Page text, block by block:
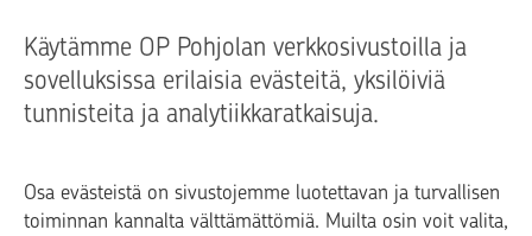
Käytämme OP Pohjolan verkkosivustoilla ja
sovelluksissa erilaisia evästeitä, yksilöiviä
tunnisteita ja analytiikkaratkaisuja.
Osa evästeistä on sivustojemme luotettavan ja turvallisen
toiminnan kannalta välttämättömiä. Muilta osin voit valita,